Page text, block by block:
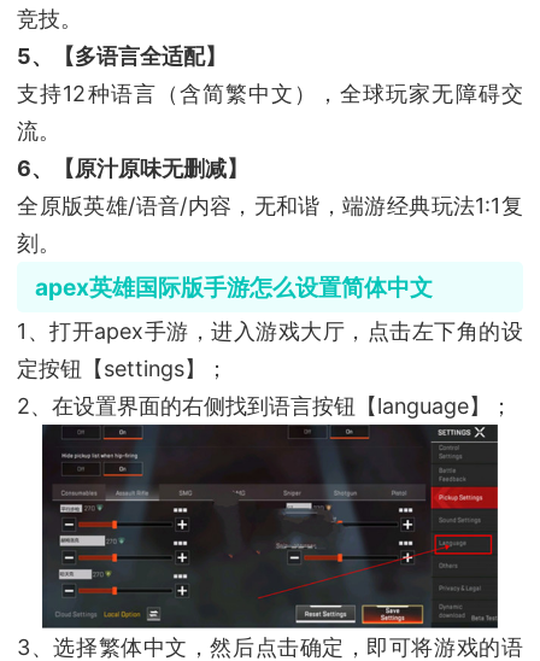
竞技。
5、【多语言全适配】
支持12种语言（含简繁中文），全球玩家无障碍交
流。
6、【原汁原味无删减】
全原版英雄/语音/内容，无和谐，端游经典玩法1:1复
刻。
apex英雄国际版手游怎么设置简体中文
1、打开apex手游，进入游戏大厅，点击左下角的设
定按钮【settings】；
2、在设置界面的右侧找到语言按钮【language】；
3、选择繁体中文，然后点击确定，即可将游戏的语